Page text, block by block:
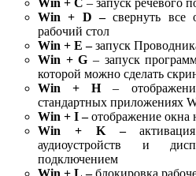
Win + C – запуск речевого
Win + D –свернуть все
рабочий стол
Win + E –запуск
Win +G – запуск
которой можно сделать
Win +H–
стандартных приложениях
Win + I –отображение окна
Win + K –
аудиоустройств и
подключением